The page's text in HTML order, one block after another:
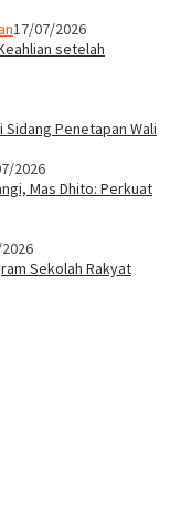
17/07/2026
setelah
Penetapan Wali
2026
Mas Dhito: Perkuat
Sekolah Rakyat